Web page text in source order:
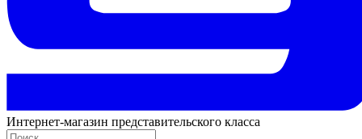
Интернет-магазин представительского класса